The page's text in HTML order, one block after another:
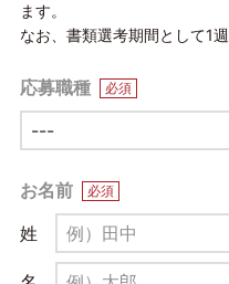
ます。
なお、書類選考期間として1
応募職種 必須
お名前 必須
姓